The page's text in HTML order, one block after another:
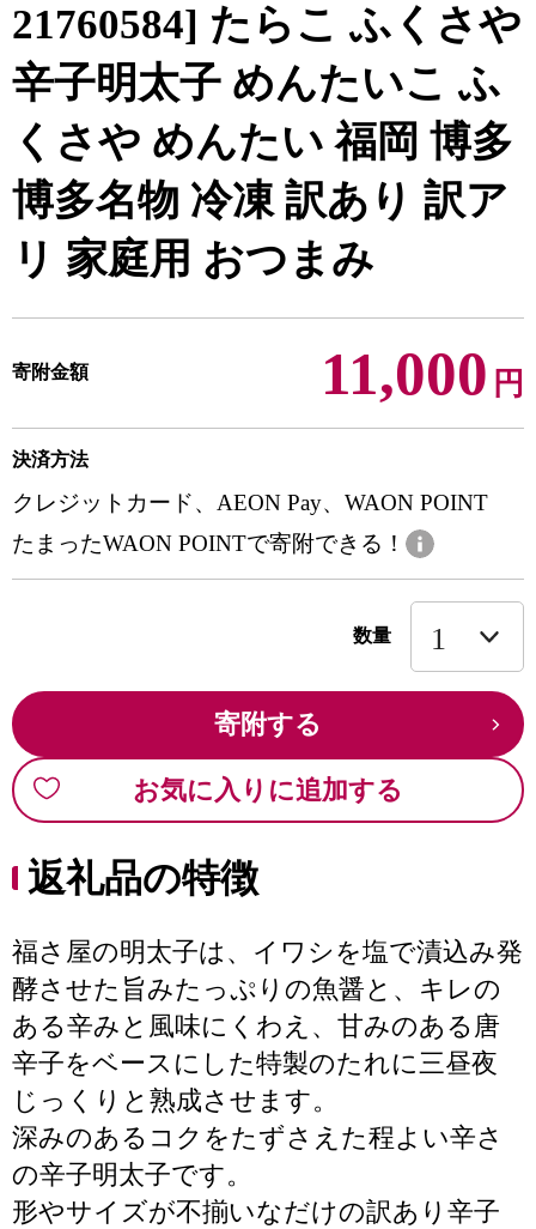
21760584] たらこ ふくさや
辛子明太子 めんたいこ ふ
くさや めんたい 福岡 博多
博多名物 冷凍 訳あり 訳ア
リ 家庭用 おつまみ
寄附金額 11,000 円
決済方法
クレジットカード、AEON Pay、WAON POINT
たまったWAON POINTで寄附できる！
数量
寄附する
お気に入りに追加する
返礼品の特徴
福さ屋の明太子は、イワシを塩で漬込み発
酵させた旨みたっぷりの魚醤と、キレの
ある辛みと風味にくわえ、甘みのある唐
辛子をベースにした特製のたれに三昼夜
じっくりと熟成させます。
深みのあるコクをたずさえた程よい辛さ
の辛子明太子です。
形やサイズが不揃いなだけの訳あり辛子